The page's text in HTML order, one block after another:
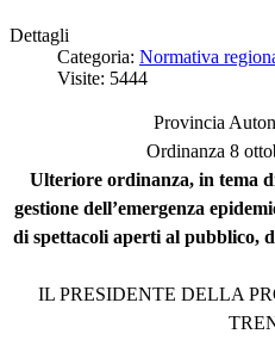
Dettagli
Categoria: Normativa
Visite: 5444
Provincia
Ordinanza 8
Ulteriore ordinanza, in tema
gestione dell’emergenza
di spettacoli aperti al pubblico,
IL PRESIDENTE DELLA